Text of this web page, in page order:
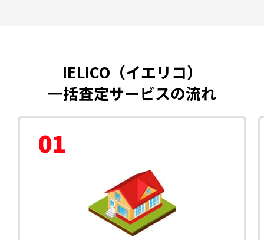
IELICO（イエリコ）
一括査定サービスの流れ
01